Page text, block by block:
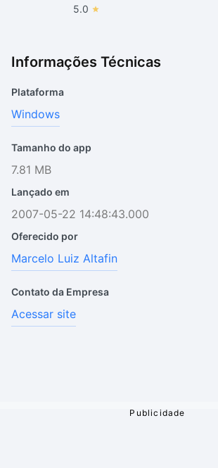
5.0
Informações Técnicas
Plataforma
Windows
Tamanho do app
7.81 MB
Lançado em
2007-05-22 14:48:43.000
Oferecido por
Marcelo Luiz Altafin
Contato da Empresa
Acessar site